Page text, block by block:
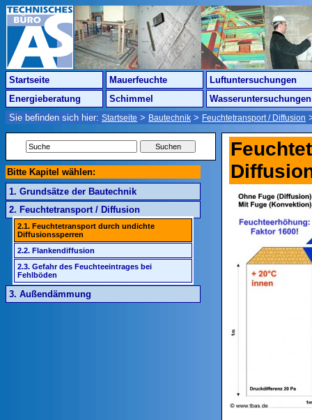
Startseite Mauerfeuchte
Luftuntersuchungen
Energieberatung
Schimmel
Wasseruntersuchungen
Sie befinden sich hier: Startseite > Bautechnik > Feuchtetransport / Diffusion
Bitte Kapitel wählen:
1. Grundsätze der Bautechnik
2. Feuchtetransport / Diffusion
2.1. Feuchtetransport durch undichte
Diffusionssperren
2.2. Flankendiffusion
2.3. Gefahr des Feuchteeintrages bei
Fehlböden
3. Außendämmung